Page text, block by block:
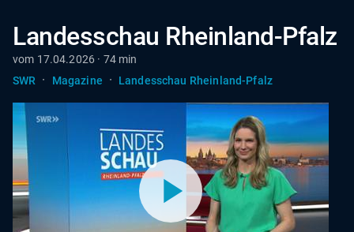
Landesschau Rheinland-Pfalz
vom 17.04.2026 · 74 min
SWR
· Magazine · Landesschau Rheinland-Pfalz